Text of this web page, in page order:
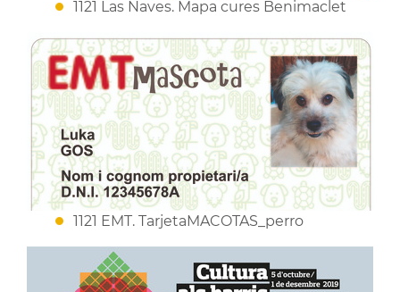
1121 Las Naves. Mapa cures Benimaclet
1121 EMT. TarjetaMACOTAS_perro